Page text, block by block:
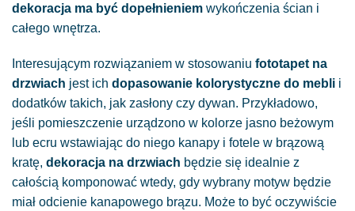
dekoracja ma być dopełnieniem wykończenia ścian i
całego wnętrza.
Interesującym rozwiązaniem w stosowaniu fototapet na
drzwiach jest ich dopasowanie kolorystyczne do mebli i
dodatków takich, jak zasłony czy dywan. Przykładowo,
jeśli pomieszczenie urządzono w kolorze jasno beżowym
lub ecru wstawiając do niego kanapy i fotele w brązową
kratę, dekoracja na drzwiach będzie się idealnie z
całością komponować wtedy, gdy wybrany motyw będzie
miał odcienie kanapowego brązu. Może to być oczywiście